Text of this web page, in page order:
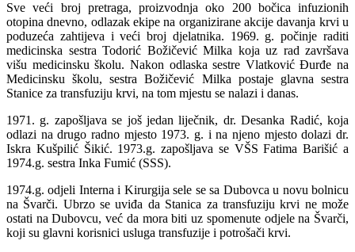
Sve veći broj pretraga, proizvodnja oko 200 bočica infuzionih
otopina dnevno, odlazak ekipe na organizirane akcije davanja krvi u
poduzeća zahtijeva i veći broj djelatnika. 1969. g. počinje raditi
medicinska sestra Todorić Božičević Milka koja uz rad završava
višu medicinsku školu. Nakon odlaska sestre Vlatković Ðurđe na
Medicinsku školu, sestra Božičević Milka postaje glavna sestra
Stanice za transfuziju krvi, na tom mjestu se nalazi i danas.
1971. g. zapošljava se još jedan liječnik, dr. Desanka Radić, koja
odlazi na drugo radno mjesto 1973. g. i na njeno mjesto dolazi dr.
Iskra Kušpilić Šikić. 1973.g. zapošljava se VŠS Fatima Barišić a
1974.g. sestra Inka Fumić (SSS).
1974.g. odjeli Interna i Kirurgija sele se sa Dubovca u novu bolnicu
na Švarči. Ubrzo se uviđa da Stanica za transfuziju krvi ne može
ostati na Dubovcu, već da mora biti uz spomenute odjele na Švarči,
koji su glavni korisnici usluga transfuzije i potrošači krvi.